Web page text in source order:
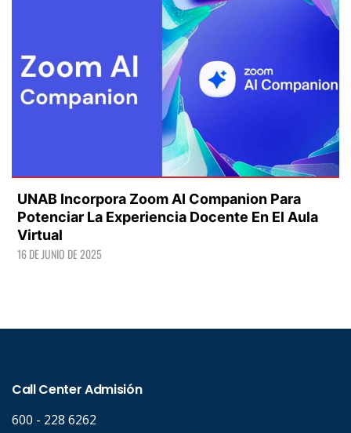
UNAB Incorpora Zoom AI Companion Para
Potenciar La Experiencia Docente En El Aula
Virtual
16 DE JUNIO DE 2025